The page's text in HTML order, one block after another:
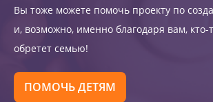
Вы тоже можете помочь проекту по
и, возможно, именно благодаря вам, кто-
обретет семью!
ПОМОЧЬ ДЕТЯМ